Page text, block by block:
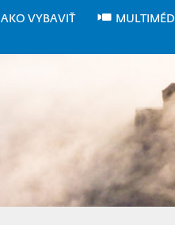
AKO VYBAVIŤ